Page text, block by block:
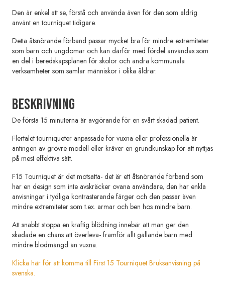
Den är enkel att se, förstå och använda även för den som aldrig
använt en tourniquet tidigare.
Detta åtsnörande förband passar mycket bra för mindre extremiteter
som barn och ungdomar och kan därför med fördel användas som
en del i beredskapsplanen för skolor och andra kommunala
verksamheter som samlar människor i olika åldrar.
Beskrivning
De första 15 minuterna är avgörande för en svårt skadad patient.
Flertalet tourniqueter anpassade för vuxna eller professionella är
antingen av grövre modell eller kräver en grundkunskap för att nyttjas
på mest effektiva sätt.
F15 Tourniquet är det motsatta- det är ett åtsnörande förband som
har en design som inte avskräcker ovana användare, den har enkla
anvisningar i tydliga kontrasterande färger och den passar även
mindre extremiteter som t.ex. armar och ben hos mindre barn.
Att snabbt stoppa en kraftig blödning innebär att man ger den
skadade en chans att överleva- framför allt gällande barn med
mindre blodmängd än vuxna.
Klicka här för att komma till First 15 Tourniquet Bruksanvisning på
svenska.